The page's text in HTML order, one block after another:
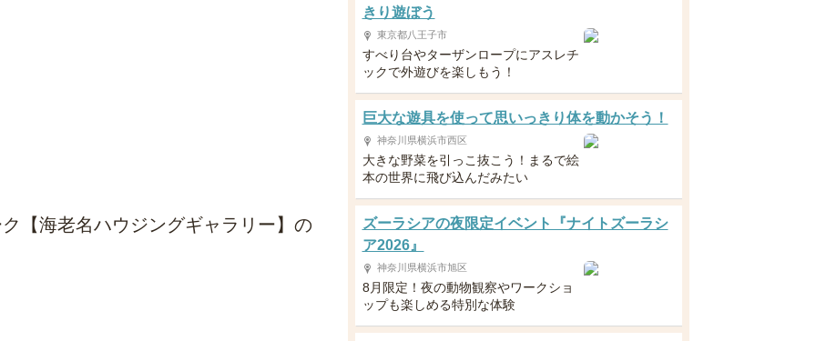
【海老名ハウジングギャラリー】の
きり遊ぼう
東京都八王子市
すべり台やターザンロープにアスレチ
ックで外遊びを楽しもう！
巨大な遊具を使って思いっきり体を動かそう！
神奈川県横浜市西区
大きな野菜を引っこ抜こう！まるで絵
本の世界に飛び込んだみたい
ズーラシアの夜限定イベント『ナイトズーラシ
ア2026』
神奈川県横浜市旭区
8月限定！夜の動物観察やワークショ
ップも楽しめる特別な体験